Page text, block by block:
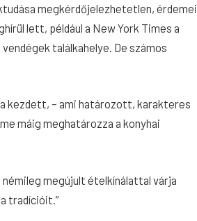
meg­kérdőjelezhetetlen, érdemei
lett, például a New York Times a
találkahelye. De számos
kezdett, – ami határozott, karakteres
máig meghatározza a konyhai
megújult ételkínálattal várja
tradícióit.”